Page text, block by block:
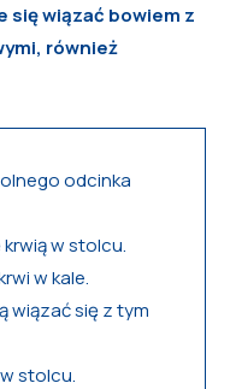
się wiązać bowiem z
również
odcinka
w stolcu.
w kale.
wiązać się z tym
stolcu.